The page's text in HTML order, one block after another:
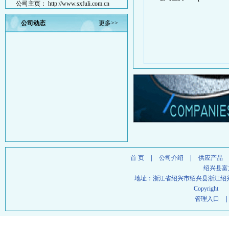
公司主页： http://www.sxfuli.com.cn
公司动态 更多>>
首 页 公司介绍
供应产品
绍兴县
地址：浙江省绍兴市绍兴县浙江
Copyright
管理入口